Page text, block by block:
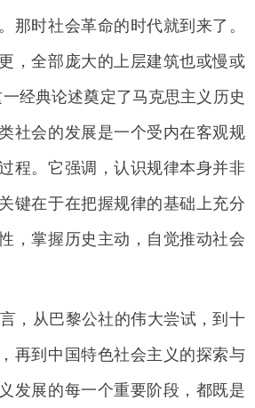
那时社会革命的时代就到来了。
，全部庞大的上层建筑也或慢或
经典论述奠定了马克思主义历史
社会的发展是一个受内在客观规
程。它强调，认识规律本身并非
键在于在把握规律的基础上充分
，掌握历史主动，自觉推动社会
，从巴黎公社的伟大尝试，到十
再到中国特色社会主义的探索与
发展的每一个重要阶段，都既是